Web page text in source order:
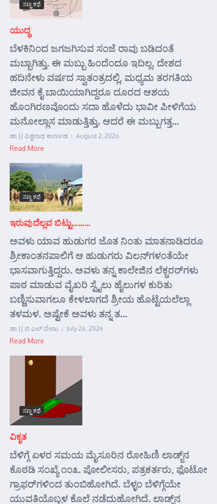
ಸಣ್ಣ ಕಥೆ
ಯುದ್ಧ
ಬೆಳಕಿನಿಂದ ಜಗಜಗಿಸುವ ಸಂಜೆ ರಾವು ಬಡಿದಂತೆ
ಮಬ್ಬಾಗಿತ್ತು. ಈ ಮಬ್ಬು ಹಿಂದೆಂದೂ ಇದಿಲ್ಲ. ದೇಶದ
ಹದಿನೇಳು ವರ್ಷದ ಸ್ವಾತಂತ್ರದಲ್ಲಿ, ಮಧ್ಯಮ ತರಗತಿಯ
ಜೀವನ ಕೈ ಬಾಯಿಯಾಗಿದ್ದರೂ ದೂರದ ಆಶಯ
ಹೊಂಗಿರಣವೊಂದು ಸದಾ ಹೊಳೆದು ಭಾವೀ ಪೀಳಿಗೆಯ
ಮನೋಲ್ಲಾಸ ಮಾಡುತ್ತಿತ್ತು. ಆದರೆ ಈ ಮಬ್ಬುಗತ್ತ...
ಡಾ || ವಿಶ್ವನಾಥ ಕಾರ್ನಾಡ August 2, 2026
Read More
ಸಣ್ಣ ಕಥೆ
ಇರುವುದೆಲ್ಲವ ಬಿಟ್ಟು………
ಅವಳು ಯಾವ ಹುಡುಗರ ಜೊತ ನಿಂತು ಮಾತನಾಡಿದರೂ
ಶ್ರೀಕಾಂತನಪಾಲಿಗೆ ಆ ಹುಡುಗರು ವಿಲನ್‌ಗಳಂತೆಯೇ
ಭಾಸವಾಗುತ್ತಿದ್ದರು. ಅವಳು ತನ್ನ ಕಾಲೇಜಿನ ಲೆಕ್ಚರರ್‌ಗಳು
ಪಾಠ ಮಾಡುವ ವೈಖರಿ ಸ್ಟೈಲು ಹೈಲುಗಳ ಕುರಿತು
ಬಣ್ಣಿಸುವಾಗಲೂ ಕೇಳಲಾಗದೆ ಶ್ರೀಯ ಹೊಟ್ಟೆಯಲೆಲ್ಲಾ
ತಳಮಳ. ಅಷ್ಟೇಕೆ ಅವಳು ತನ್ನ ತ...
ಡಾ || ಬಿ ಎಲ್ ವೇಣು July 26, 2026
Read More
ಸಣ್ಣ ಕಥೆ
ವಿಕೃತ
ಬೆಳಿಗ್ಗೆ ಏಳರ ಸಮಯ ಮೈಸೂರಿನ ರೋಹಿಣಿ ಲಾಡ್ಜ್‌ನ
ಕೊಠಡಿ ಸಂಖ್ಯೆ ೧೦೩. ಪೋಲೀಸರು, ಪತ್ರಕರ್ತರು, ಫೊಟೋ
ಗ್ರಾಫರ್‌ಗಳಿಂದ ತುಂಬಿಹೋಗಿದೆ. ಬೆಳ್ಳಂ ಬೆಳಿಗ್ಗೆಯೇ
ಯುವತಿಯೊಬ್ಬಳ ಕೊಲೆ ನಡೆದುಹೋಗಿದೆ. ಲಾಡ್ಜ್‌ನ